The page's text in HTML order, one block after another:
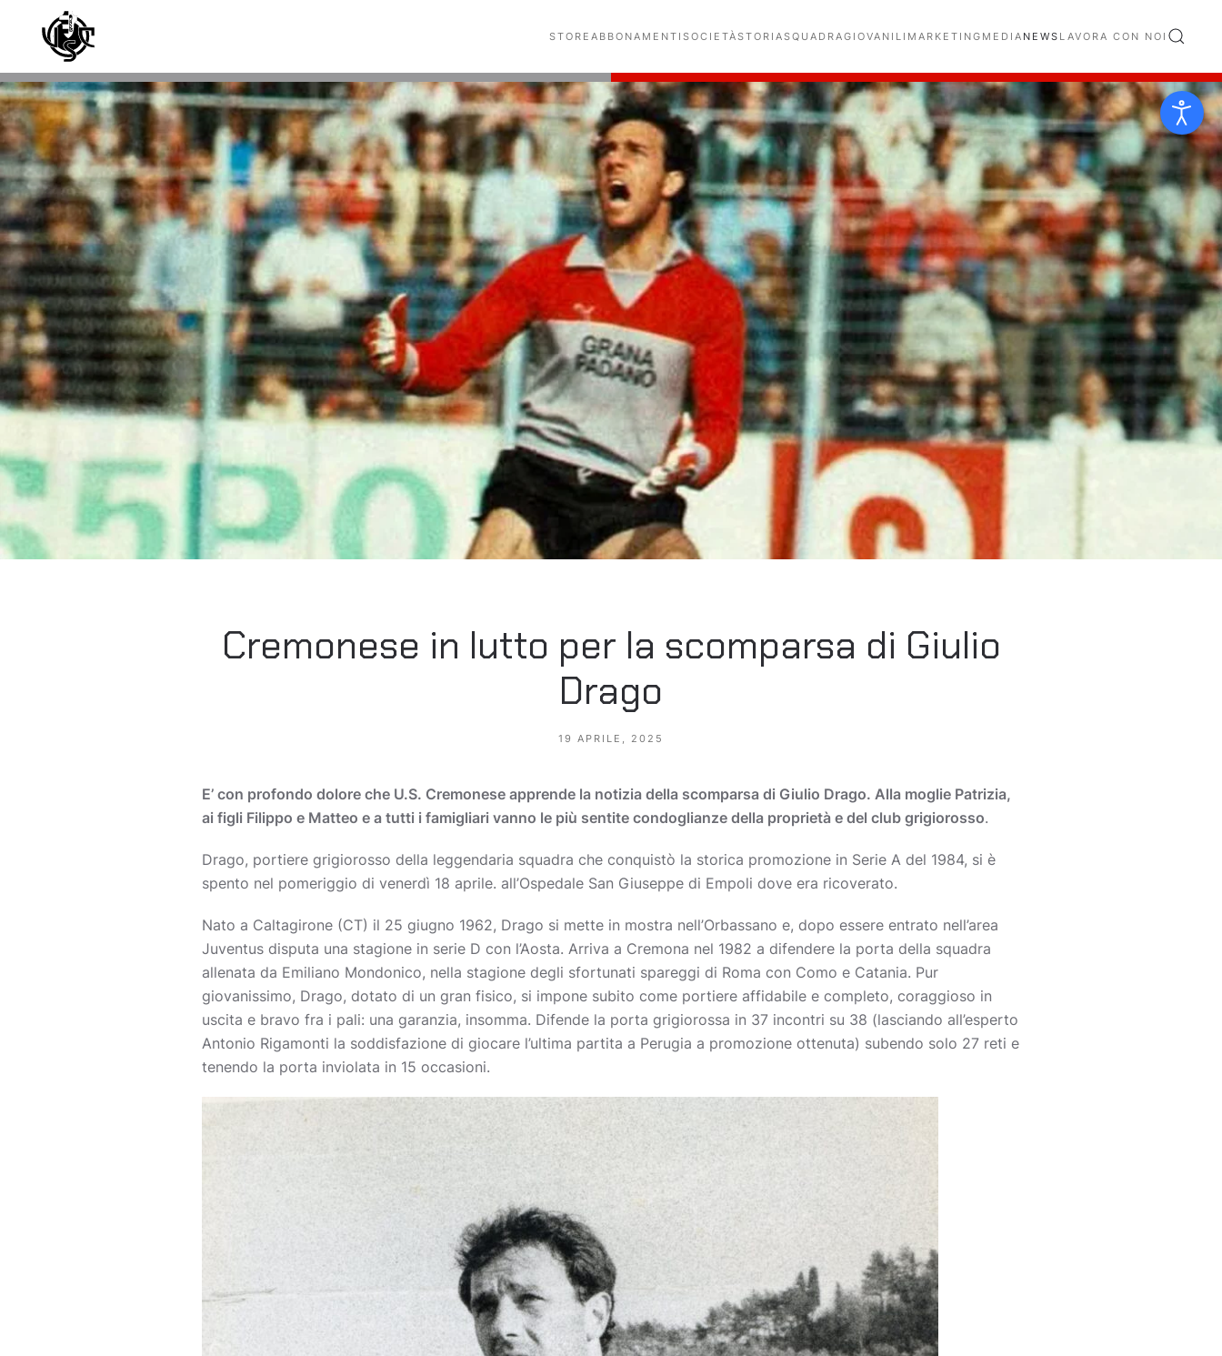
Skip to main content STORE ABBONAMENTI SOCIETÀSTORIASQUADRAGIOVANILI MARKETING MEDIA NEWS LAVORA CON NOI
Cremonese in lutto per la scomparsa di Giulio
Drago
19 APRILE, 2025
E’ con profondo dolore che U.S. Cremonese apprende la notizia della scomparsa di Giulio Drago. Alla moglie Patrizia,
ai figli Filippo e Matteo e a tutti i famigliari vanno le più sentite condoglianze della proprietà e del club grigiorosso.
Drago, portiere grigiorosso della leggendaria squadra che conquistò la storica promozione in Serie A del 1984, si è
spento nel pomeriggio di venerdì 18 aprile. all’Ospedale San Giuseppe di Empoli dove era ricoverato.
Nato a Caltagirone (CT) il 25 giugno 1962, Drago si mette in mostra nell’Orbassano e, dopo essere entrato nell’area
Juventus disputa una stagione in serie D con l’Aosta. Arriva a Cremona nel 1982 a difendere la porta della squadra
allenata da Emiliano Mondonico, nella stagione degli sfortunati spareggi di Roma con Como e Catania. Pur
giovanissimo, Drago, dotato di un gran fisico, si impone subito come portiere affidabile e completo, coraggioso in
uscita e bravo fra i pali: una garanzia, insomma. Difende la porta grigiorossa in 37 incontri su 38 (lasciando all’esperto
Antonio Rigamonti la soddisfazione di giocare l’ultima partita a Perugia a promozione ottenuta) subendo solo 27 reti e
tenendo la porta inviolata in 15 occasioni.